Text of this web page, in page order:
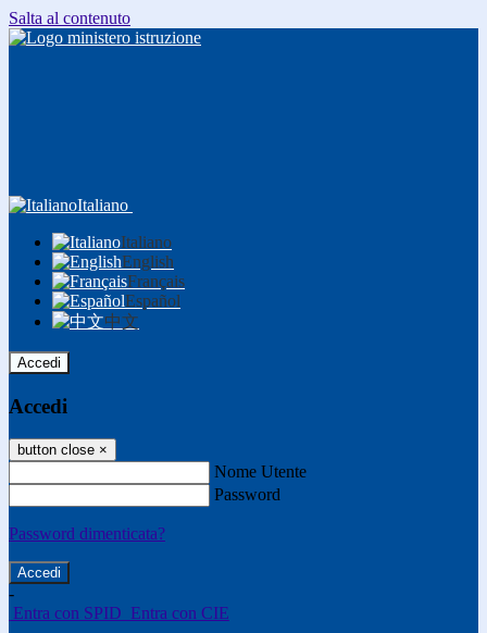
Salta al contenuto
Italiano
Italiano
English
Français
Español
中文
Accedi
Accedi
button close ×
Nome Utente
Password
Password dimenticata?
-
Entra con SPID Entra con CIE